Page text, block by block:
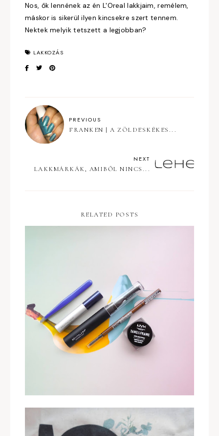
Nos, ők lennének az én L'Oreal lakkjaim, remélem,
máskor is sikerül ilyen kincsekre szert tennem.
Nektek melyik tetszett a legjobban?
LAKKOZÁS
PREVIOUS
FRANKEN | A ZÖLDESKÉKES...
NEXT
LAKKMÁRKÁK, AMIBŐL NINCS...
RELATED POSTS